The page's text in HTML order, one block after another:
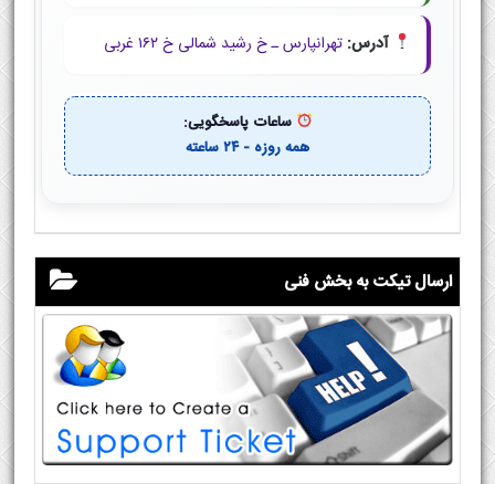
آدرس: تهرانپارس ـ خ رشید شمالی خ ۱۶۲ غربی
ساعات پاسخگویی:
همه روزه - ۲۴ ساعته
ارسال تیکت به بخش فنی